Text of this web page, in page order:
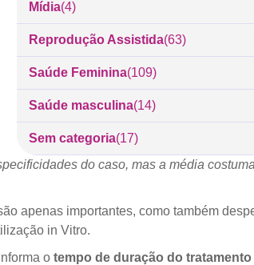
Mídia(4)
Reprodução Assistida(63)
Saúde Feminina(109)
Saúde masculina(14)
Sem categoria(17)
do caso, mas a média
apenas importantes, como também
in Vitro.
o tempo de duração do tratamento